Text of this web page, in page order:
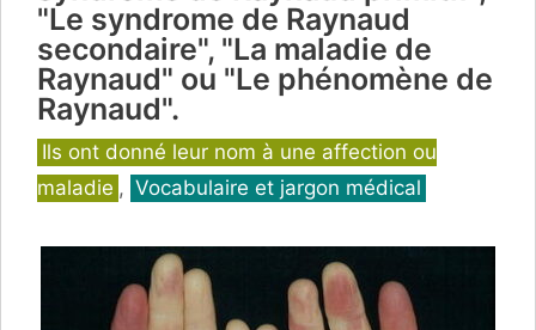
"Le syndrome de Raynaud
secondaire", "La maladie de
Raynaud" ou "Le phénomène de
Raynaud".
Catégories
Ils ont donné leur nom à une affection ou
maladie , Vocabulaire et jargon médical